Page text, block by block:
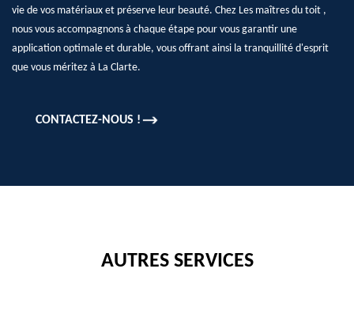
vie de vos matériaux et préserve leur beauté. Chez Les maîtres du toit ,
nous vous accompagnons à chaque étape pour vous garantir une
application optimale et durable, vous offrant ainsi la tranquillité d'esprit
que vous méritez à La Clarte.
CONTACTEZ-NOUS !
AUTRES SERVICES